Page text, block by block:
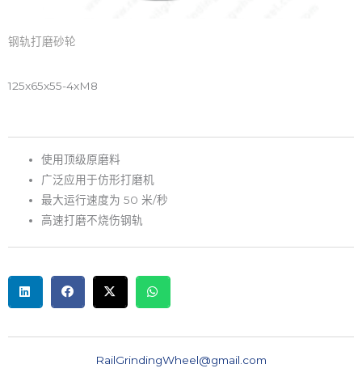
钢轨打磨砂轮
125x65x55-4xM8
使用顶级原磨料
广泛应用于仿形打磨机
最大运行速度为 50 米/秒
高速打磨不烧伤钢轨
RailGrindingWheel@gmail.com